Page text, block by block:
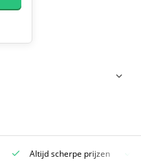
Altijd scherpe prijzen